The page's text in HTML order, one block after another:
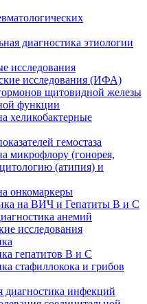
диагностика этиологии
исследования
исследования (ИФА)
щитовидной железы
функции
хеликобактерные
гемостаза
микрофлору (гонорея,
(атипия) и
онкомаркеры
на ВИЧ и Гепатиты B и C
анемий
исследования
гепатитов B и C
стафиллокока и грибов
диагностика инфекций